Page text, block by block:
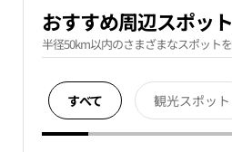
おすすめ周辺スポット
半径50km以内のさまざまなスポット
すべて 観光スポット